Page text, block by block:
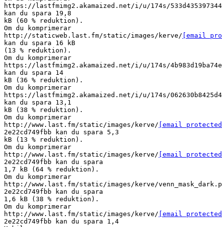
https://lastfmimg2.akamaized.net/i/u/174s/
kan du spara 19,8
kB (60 % reduktion).
Om du komprimerar
http://staticweb.last.fm/static/images/kerve/ [email
kan du spara 16 kB
(13 % reduktion).
Om du komprimerar
https://lastfmimg2.akamaized.net/i/u/174s/
kan du spara 14
kB (36 % reduktion).
Om du komprimerar
https://lastfmimg2.akamaized.net/i/u/174s/
kan du spara 13,1
kB (38 % reduktion).
Om du komprimerar
http://www.last.fm/static/images/kerve/ [email
2e22cd749fbb kan du spara 5,3
kB (13 % reduktion).
Om du komprimerar
http://www.last.fm/static/images/kerve/ [email
2e22cd749fbb kan du spara
1,7 kB (64 % reduktion).
Om du komprimerar
http://www.last.fm/static/images/kerve/
2e22cd749fbb kan du spara
1,6 kB (38 % reduktion).
Om du komprimerar
http://www.last.fm/static/images/kerve/ [email
2e22cd749fbb kan du spara 1,4